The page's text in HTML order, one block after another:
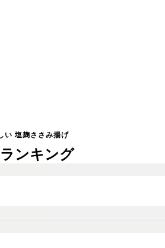
い 塩麹ささみ揚げ
ンキング